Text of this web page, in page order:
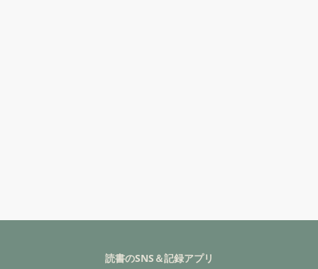
読書のSNS＆記録アプリ